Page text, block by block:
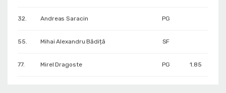
32. Andreas Saracin PG
55. Mihai Alexandru Bădiță SF
77. Mirel Dragoste PG 1.85